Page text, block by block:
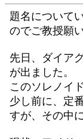
題名について
のでご教授願
先日、ダイア
が出ました。
このソレノイ
少し前に、定
すが、その中